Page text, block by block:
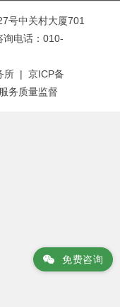
号中关村大厦701
电话：010-
所 | 京ICP备
服务质量监督
免费咨询